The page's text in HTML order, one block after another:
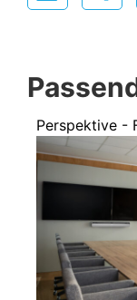
Perspektive -